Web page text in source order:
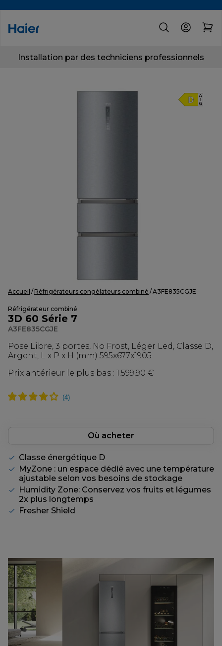
Installation par des techniciens professionnels
Accueil Réfrigérateurs congélateurs combiné A3FE835CGJE
Réfrigérateur combiné
3D 60 Série 7
A3FE835CGJE
Pose Libre, 3 portes, No Frost, Léger Led, Classe D,
Argent, L x P x H (mm) 595x677x1905
Prix antérieur le plus bas : 1.599,90 €
Où acheter
Classe énergétique D
MyZone : un espace dédié avec une température
ajustable selon vos besoins de stockage
Humidity Zone: Conservez vos fruits et légumes
2x plus longtemps
Fresher Shield